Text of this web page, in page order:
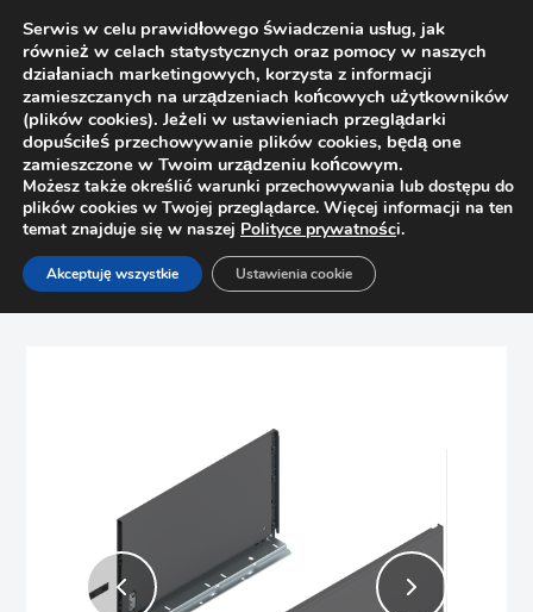
Strona główna Sklep
Szuflady
Boki szuflady Legrabox wys. C Blum 770C3502S 350mm,
Serwis w celu prawidłowego świadczenia usług, jak
również w celach statystycznych oraz pomocy w naszych
działaniach marketingowych, korzysta z informacji
zamieszczanych na urządzeniach końcowych użytkowników
(plików cookies). Jeżeli w ustawieniach przeglądarki
dopuściłeś przechowywanie plików cookies, będą one
zamieszczone w Twoim urządzeniu końcowym.
Możesz także określić warunki przechowywania lub dostępu do
plików cookies w Twojej przeglądarce. Więcej informacji na ten
temat znajduje się w naszej Polityce prywatności.
Akceptuję wszystkie Ustawienia cookie